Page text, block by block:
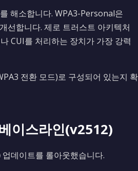
해소합니다. WPA3-Personal은
선합니다. 제로 트러스트 아키텍처
CUI를 처리하는 장치가 가장 강력
전환 모드)로 구성되어 있는지 확
이스라인(v2512)
업데이트를 롤아웃했습니다.